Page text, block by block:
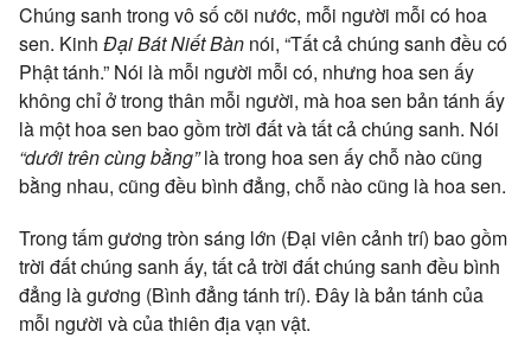
Chúng sanh trong vô số cõi nước, mỗi người mỗi có hoa
sen. Kinh Đại Bát Niết Bàn nói, “Tất cả chúng sanh đều có
Phật tánh.” Nói là mỗi người mỗi có, nhưng hoa sen ấy
không chỉ ở trong thân mỗi người, mà hoa sen bản tánh ấy
là một hoa sen bao gồm trời đất và tất cả chúng sanh. Nói
“dưới trên cùng bằng”là trong hoa sen ấy chỗ nào cũng
bằng nhau, cũng đều bình đẳng, chỗ nào cũng là hoa sen.
Trong tấm gương tròn sáng lớn (Đại viên cảnh trí) bao gồm
trời đất chúng sanh ấy, tất cả trời đất chúng sanh đều bình
đẳng là gương (Bình đẳng tánh trí). Đây là bản tánh của
mỗi người và của thiên địa vạn vật.